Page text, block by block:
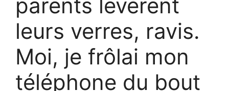
parents levèrent
leurs verres, ravis.
Moi, je frôlai mon
téléphone du bout